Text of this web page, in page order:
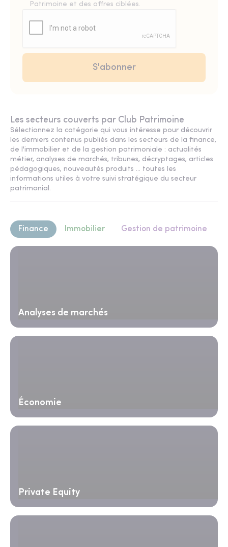
Patrimoine et des offres ciblées.
Les secteurs couverts par Club Patrimoine
Sélectionnez la catégorie qui vous intéresse pour découvrir
les derniers contenus publiés dans les secteurs de la finance,
de l'immobilier et de la gestion patrimoniale : actualités
métier, analyses de marchés, tribunes, décryptages, articles
pédagogiques, nouveautés produits ... toutes les
informations utiles à votre suivi stratégique du secteur
patrimonial.
Finance Immobilier Gestion de patrimoine
Analyses de marchés
Économie
Private Equity